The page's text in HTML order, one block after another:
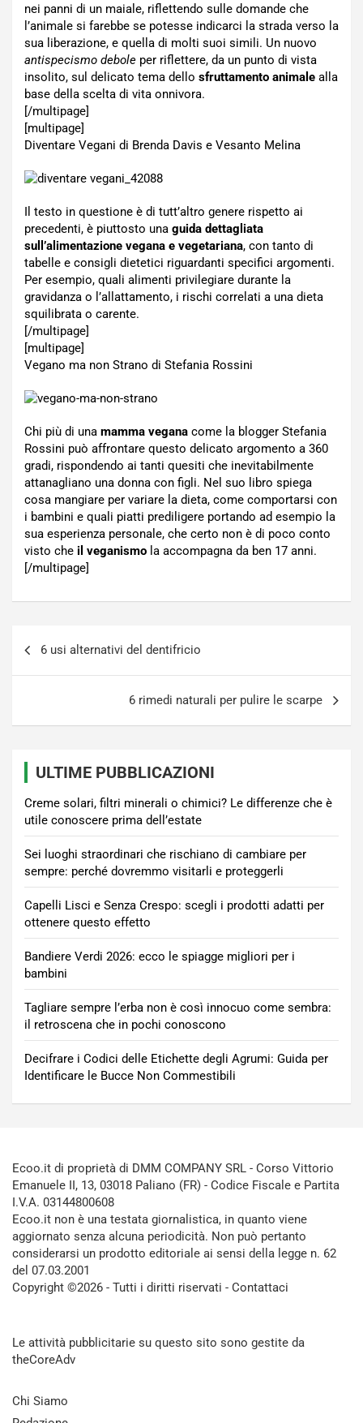
nei panni di un maiale, riflettendo sulle domande che
l’animale si farebbe se potesse indicarci la strada verso la
sua liberazione, e quella di molti suoi simili. Un nuovo
antispecismo debole per riflettere, da un punto di vista
insolito, sul delicato tema dello sfruttamento animale alla
base della scelta di vita onnivora.
[/multipage]
[multipage]
Diventare Vegani di Brenda Davis e Vesanto Melina
Il testo in questione è di tutt’altro genere rispetto ai
precedenti, è piuttosto una guida dettagliata
sull’alimentazione vegana e vegetariana, con tanto di
tabelle e consigli dietetici riguardanti specifici argomenti.
Per esempio, quali alimenti privilegiare durante la
gravidanza o l’allattamento, i rischi correlati a una dieta
squilibrata o carente.
[/multipage]
[multipage]
Vegano ma non Strano di Stefania Rossini
Chi più di una mamma vegana come la blogger Stefania
Rossini può affrontare questo delicato argomento a 360
gradi, rispondendo ai tanti quesiti che inevitabilmente
attanagliano una donna con figli. Nel suo libro spiega
cosa mangiare per variare la dieta, come comportarsi con
i bambini e quali piatti prediligere portando ad esempio la
sua esperienza personale, che certo non è di poco conto
visto che il veganismo la accompagna da ben 17 anni.
[/multipage]
6 usi alternativi del dentifricio
6 rimedi naturali per pulire le scarpe
ULTIME PUBBLICAZIONI
Creme solari, filtri minerali o chimici? Le differenze che è
utile conoscere prima dell’estate
Sei luoghi straordinari che rischiano di cambiare per
sempre: perché dovremmo visitarli e proteggerli
Capelli Lisci e Senza Crespo: scegli i prodotti adatti per
ottenere questo effetto
Bandiere Verdi 2026: ecco le spiagge migliori per i
bambini
Tagliare sempre l’erba non è così innocuo come sembra:
il retroscena che in pochi conoscono
Decifrare i Codici delle Etichette degli Agrumi: Guida per
Identificare le Bucce Non Commestibili
Ecoo.it di proprietà di DMM COMPANY SRL - Corso Vittorio
Emanuele II, 13, 03018 Paliano (FR) - Codice Fiscale e Partita
I.V.A. 03144800608
Ecoo.it non è una testata giornalistica, in quanto viene
aggiornato senza alcuna periodicità. Non può pertanto
considerarsi un prodotto editoriale ai sensi della legge n. 62
del 07.03.2001
Copyright ©2026 - Tutti i diritti riservati - Contattaci
Le attività pubblicitarie su questo sito sono gestite da
theCoreAdv
Chi Siamo